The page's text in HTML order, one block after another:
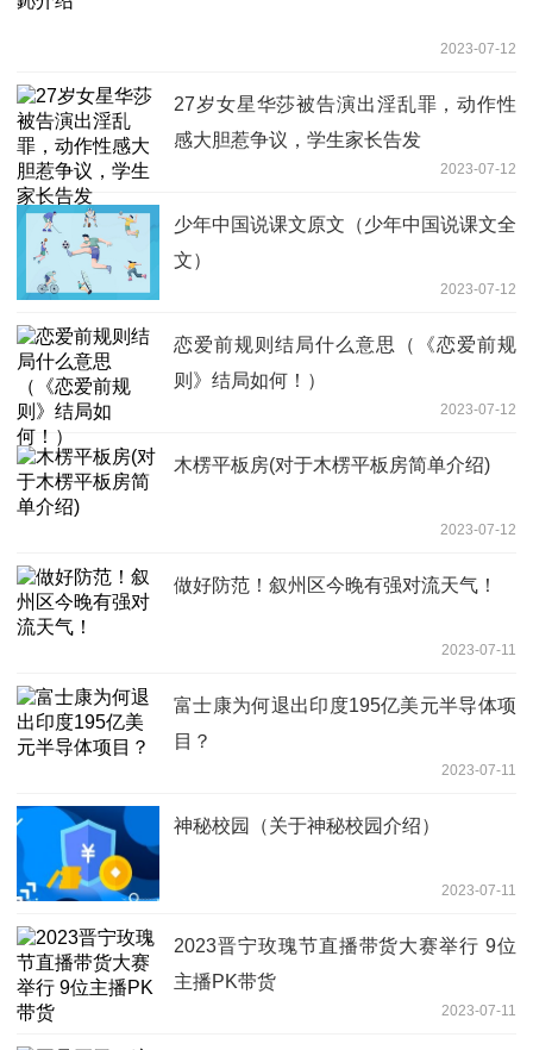
2023-07-12
27岁女星华莎被告演出淫乱罪，动作性
感大胆惹争议，学生家长告发
2023-07-12
少年中国说课文原文（少年中国说课文全
文）
2023-07-12
恋爱前规则结局什么意思（《恋爱前规
则》结局如何！）
2023-07-12
木楞平板房(对于木楞平板房简单介绍)
2023-07-12
做好防范！叙州区今晚有强对流天气！
2023-07-11
富士康为何退出印度195亿美元半导体项
目？
2023-07-11
神秘校园（关于神秘校园介绍）
2023-07-11
2023晋宁玫瑰节直播带货大赛举行 9位
主播PK带货
2023-07-11